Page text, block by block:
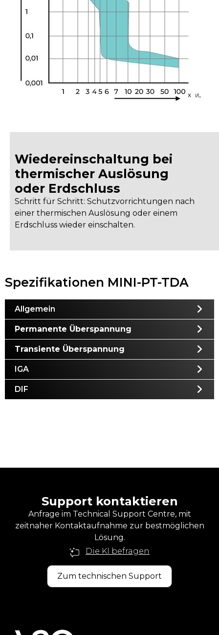
Wiedereinschaltung bei
thermischer Auslösung
oder Erdschluss
Schritt für Schritt: Schutzvorrichtungen nach
einer thermischen Auslösung oder einem
Erdschluss wieder einschalten.
Spezifikationen MINI-PT-TDA
Allgemein
Permanente Überspannung
Transiente Überspannung
IGA
DIF
Support kontaktieren
Anfrage im Technical Support Centre, mit
zeitnaher Kontaktaufnahme zur bestmöglichen
Lösung.
Die KI befragen
Zum technischen Support